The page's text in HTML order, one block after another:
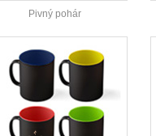
Pivný pohár